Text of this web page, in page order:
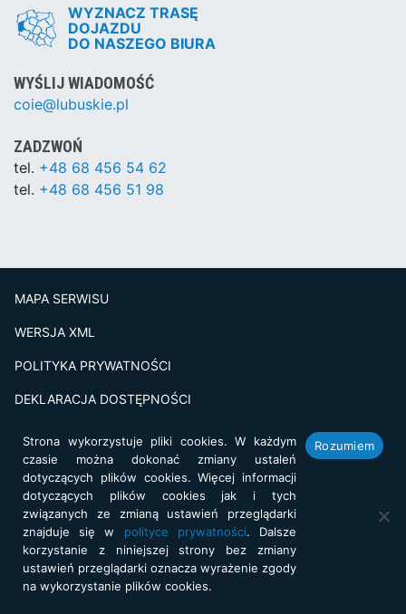
WYZNACZ TRASĘ
DOJAZDU
DO NASZEGO BIURA
WYŚLIJ WIADOMOŚĆ
coie@lubuskie.pl
ZADZWOŃ
tel. +48 68 456 54 62
tel. +48 68 456 51 98
MAPA SERWISU
WERSJA XML
POLITYKA PRYWATNOŚCI
DEKLARACJA DOSTĘPNOŚCI
Projekt i realizacja: netkoncept.com
Strona wykorzystuje pliki cookies. W każdym
czasie można dokonać zmiany ustaleń
dotyczących plików cookies. Więcej informacji
dotyczących plików cookies jak i tych
związanych ze zmianą ustawień przeglądarki
znajduje się w polityce prywatności. Dalsze
korzystanie z niniejszej strony bez zmiany
ustawień przeglądarki oznacza wyrażenie zgody
na wykorzystanie plików cookies.
Rozumiem